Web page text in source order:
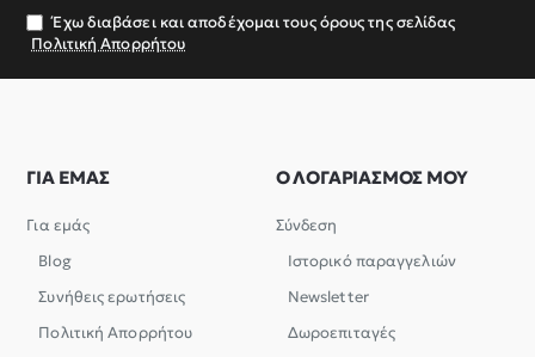
σας
Έχω διαβάσει και αποδέχομαι τους όρους της σελίδας
Πολιτική Απορρήτου
ΓΙΑ ΕΜΑΣ
Για εμάς
Blog
Συνήθεις ερωτήσεις
Πολιτική Απορρήτου
Ο ΛΟΓΑΡΙΑΣΜΟΣ ΜΟΥ
Σύνδεση
Ιστορικό παραγγελιών
Newsletter
Δωροεπιταγές